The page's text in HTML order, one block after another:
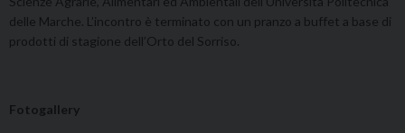
delle Marche. L’incontro è terminato con un pranzo a buffet a base di
prodotti di stagione dell’Orto del Sorriso.
Fotogallery